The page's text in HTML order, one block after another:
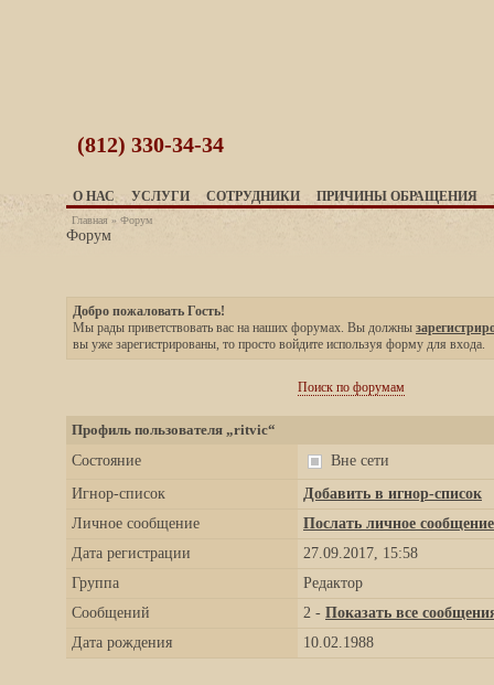
(812) 330-34-34
О НАС УСЛУГИ СОТРУДНИКИ ПРИЧИНЫ ОБРАЩЕНИЯ
Главная » Форум
Форум
Добро пожаловать Гость!
Мы рады приветствовать вас на наших форумах. Вы должны
вы уже зарегистрированы, то просто войдите используя форму для входа.
Поиск по форумам
Профиль пользователя „ritvic“
Состояние
Вне сети
Игнор-список
Добавить в игнор-список
Личное сообщение
Послать личное сообщение
Дата регистрации
27.09.2017, 15:58
Группа
Редактор
Сообщений
2 - Показать все
Дата рождения
10.02.1988